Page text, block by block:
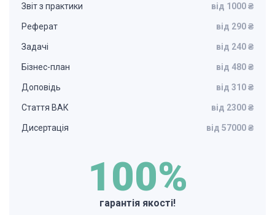
Звіт з практики від 1000 ₴
Реферат від 290 ₴
Задачі від 240 ₴
Бізнес-план від 480 ₴
Доповідь від 310 ₴
Стаття ВАК від 2300 ₴
Дисертація від 57000 ₴
100%
гарантія якості!